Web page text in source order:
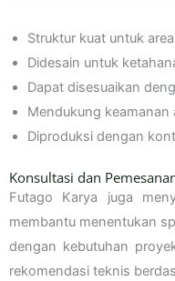
Struktur kuat untuk
Didesain untuk
Dapat disesuaikan
Mendukung keamanan
Diproduksi dengan
Konsultasi dan
Futago Karya juga
membantu menentukan
dengan kebutuhan
rekomendasi teknis